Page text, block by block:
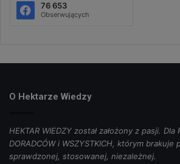
76 653
Obserwujących
O Hektarze Wiedzy
HEKTAR WIEDZY został założony z pasji. Dla
DORADCÓW i WSZYSTKICH, którym
sprawdzonej, stosowanej, niezależnej.